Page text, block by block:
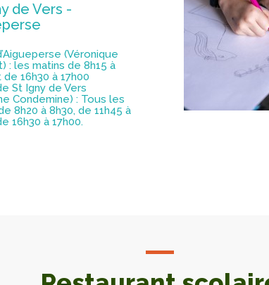
de Vers -
(Véronique
: les matins de 8h15 à
16h30 à 17h00
St Igny de Vers
Condemine) : Tous les
8h20 à 8h30, de 11h45 à
16h30 à 17h00.